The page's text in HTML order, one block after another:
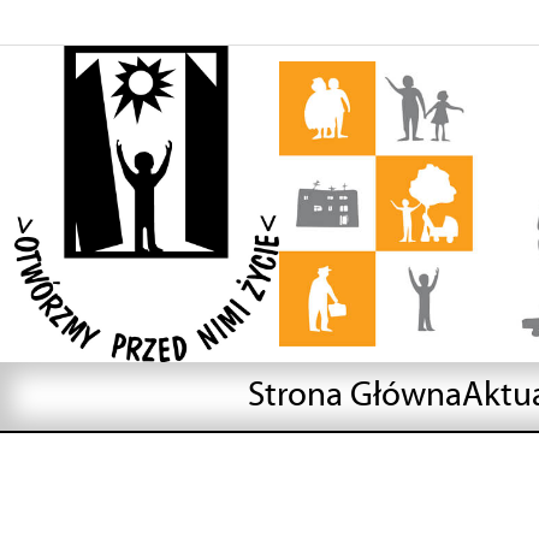
Strona Główna